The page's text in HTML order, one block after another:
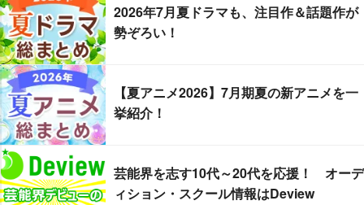
2026年7月夏ドラマも、注目作＆話題作が
勢ぞろい！
【夏アニメ2026】7月期夏の新アニメを一
挙紹介！
芸能界を志す10代～20代を応援！ オーデ
ィション・スクール情報はDeview